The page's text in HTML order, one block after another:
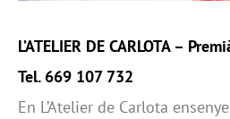
L’ATELIER DE CARLOTA –
Tel. 669 107 732
En L’Atelier de Carlota